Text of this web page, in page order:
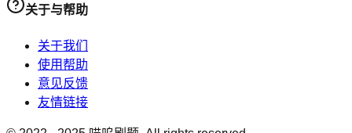
关于与帮助
关于我们
使用帮助
意见反馈
友情链接